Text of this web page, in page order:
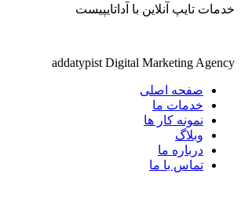
خدمات تایپ آنلاین با آداتایپیست
addatypist Digital Marketing Agency
صفحه اصلی
خدمات ما
نمونه کار ها
وبلاگ
درباره ما
تماس با ما